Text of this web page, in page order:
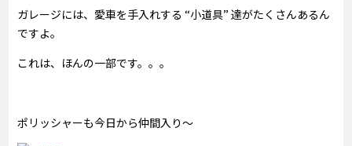
ガレージには、愛車を手入れする “小道具” 達がたくさんあるん
ですよ。
これは、ほんの一部です。。。
ポリッシャーも今日から仲間入り～